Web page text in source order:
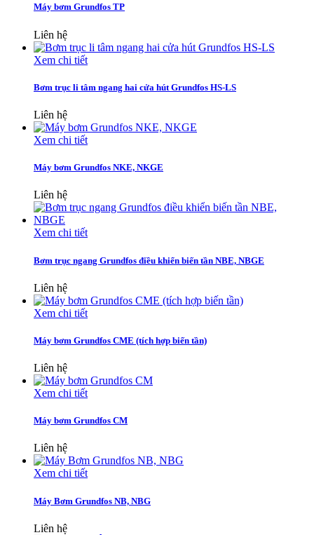
Máy bơm Grundfos TP
Liên hệ
Xem chi tiết
Bơm trục li tâm ngang hai cửa hút Grundfos HS-LS
Liên hệ
Xem chi tiết
Máy bơm Grundfos NKE, NKGE
Liên hệ
Xem chi tiết
Bơm trục ngang Grundfos điều khiển biến tần NBE, NBGE
Liên hệ
Xem chi tiết
Máy bơm Grundfos CME (tích hợp biến tần)
Liên hệ
Xem chi tiết
Máy bơm Grundfos CM
Liên hệ
Xem chi tiết
Máy Bơm Grundfos NB, NBG
Liên hệ